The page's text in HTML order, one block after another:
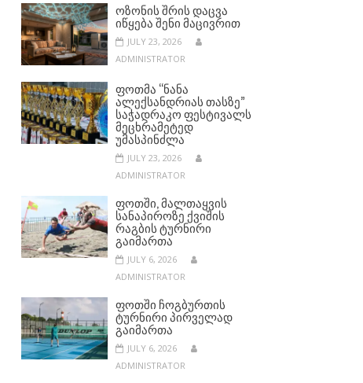
ᲝᲖᲝᲜᲘᲡ ᲨᲠᲘᲡ ᲓᲐᲪᲕᲐ
ᲘᲬᲧᲔᲑᲐ ᲨᲔᲜᲘ ᲛᲐᲪᲘᲕᲠᲘᲗ
JULY 23, 2026
ADMINISTRATOR
ᲤᲝᲗᲛᲐ “ᲜᲐᲜᲐ
ᲐᲚᲔᲥᲡᲐᲜᲓᲠᲘᲐᲡ ᲗᲐᲡᲖᲔ”
ᲡᲐᲭᲐᲓᲠᲐᲙᲝ ᲤᲔᲡᲢᲘᲕᲐᲚᲡ
ᲛᲔᲪᲮᲠᲐᲛᲔᲢᲔᲓ
ᲣᲛᲐᲡᲞᲘᲜᲫᲚᲐ
JULY 23, 2026
ADMINISTRATOR
ᲤᲝᲗᲨᲘ, ᲛᲐᲚᲗᲐᲧᲕᲘᲡ
ᲡᲐᲜᲐᲞᲘᲠᲝᲖᲔ ᲥᲕᲘᲨᲘᲡ
ᲠᲐᲒᲑᲘᲡ ᲢᲣᲠᲜᲘᲠᲘ
ᲒᲐᲘᲛᲐᲠᲗᲐ
JULY 6, 2026
ADMINISTRATOR
ᲤᲝᲗᲨᲘ ᲩᲝᲒᲑᲣᲠᲗᲘᲡ
ᲢᲣᲠᲜᲘᲠᲘ ᲞᲘᲠᲕᲔᲚᲐᲓ
ᲒᲐᲘᲛᲐᲠᲗᲐ
JULY 6, 2026
ADMINISTRATOR